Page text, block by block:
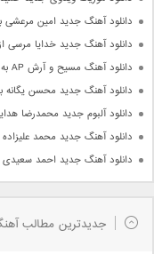
دانلود آهنگ جدید امین مرعشی
دانلود آهنگ جدید خدایا مرسی
دانلود آهنگ مسیح و آرش AP به نام خیلی دلم تنگه
دانلود آهنگ جدید محسن یگانه
دانلود آلبوم جدید محمدرضا
دانلود آهنگ جدید محمد علیزاده
دانلود آهنگ جدید احمد سعیدی
جدیدترین مطالب